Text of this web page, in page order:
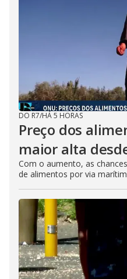
DO R7/HÁ 5 HORAS
Preço dos
maior alta
Com o aumento, as
de alimentos por via